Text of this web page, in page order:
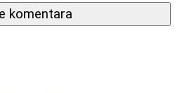
komentara